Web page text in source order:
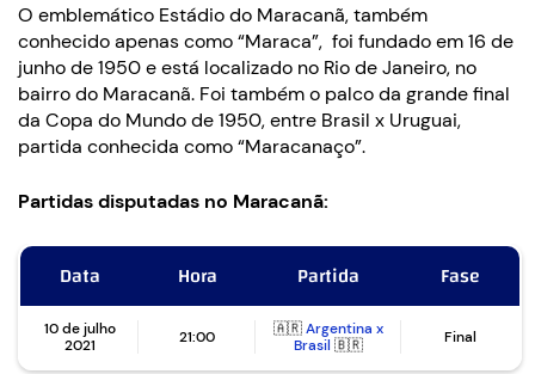
O emblemático Estádio do Maracanã, também
conhecido apenas como “Maraca”, foi fundado em 16 de
junho de 1950 e está localizado no Rio de Janeiro, no
bairro do Maracanã. Foi também o palco da grande final
da Copa do Mundo de 1950, entre Brasil x Uruguai,
partida conhecida como “Maracanaço”.
Partidas disputadas no Maracanã:
Data Hora Partida Fase
10 de julho
2021
21:00 🇦🇷Argentina x
Brasil 🇧🇷 Final